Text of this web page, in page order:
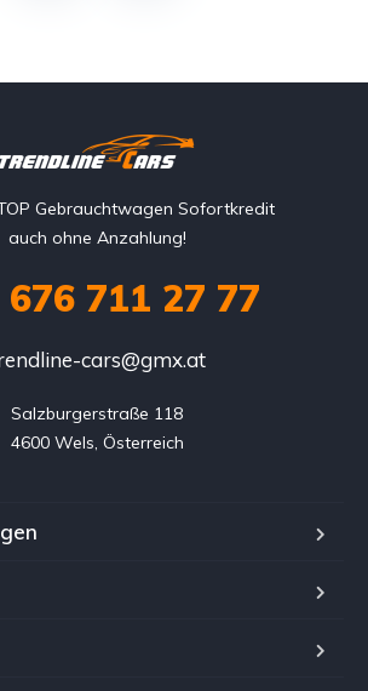
Gebrauchtwagen Sofortkredit
auch ohne Anzahlung!
676 711 27 77
cars@gmx.at
Salzburgerstraße 118
4600 Wels, Österreich